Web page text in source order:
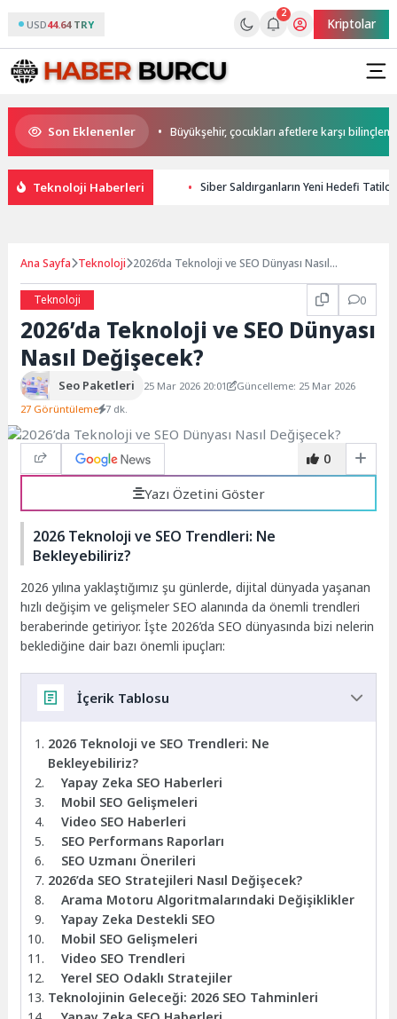
USD44.64 TRY
2
Kriptolar
Son Eklenenler
Büyükakın’dan Büyükşehir, çocukları afetlere karşı bilinçlendiriyor
Teknoloji Haberleri Siber Saldırganların Yeni Hedefi
Ana Sayfa Teknoloji 2026’da Teknoloji ve SEO Dünyası Nasıl
Teknoloji
0
2026’da Teknoloji ve SEO Dünyası
Nasıl Değişecek?
Seo Paketleri 25 Mar 2026 20:01
Güncelleme: 25 Mar 2026
27 Görüntüleme 7 dk.
0
Yazı Özetini Göster
2026 Teknoloji ve SEO Trendleri: Ne
Bekleyebiliriz?
2026 yılına yaklaştığımız şu günlerde, dijital dünyada yaşanan
hızlı değişim ve gelişmeler SEO alanında da önemli trendleri
beraberinde getiriyor. İşte 2026’da SEO dünyasında bizi nelerin
beklediğine dair bazı önemli ipuçları:
İçerik Tablosu
2026 Teknoloji ve SEO Trendleri: Ne
Bekleyebiliriz?
Yapay Zeka SEO Haberleri
Mobil SEO Gelişmeleri
Video SEO Haberleri
SEO Performans Raporları
SEO Uzmanı Önerileri
2026’da SEO Stratejileri Nasıl Değişecek?
Arama Motoru Algoritmalarındaki Değişiklikler
Yapay Zeka Destekli SEO
Mobil SEO Gelişmeleri
Video SEO Trendleri
Yerel SEO Odaklı Stratejiler
Teknolojinin Geleceği: 2026 SEO Tahminleri